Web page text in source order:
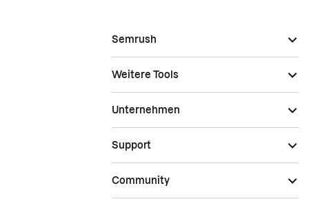
Semrush
Weitere Tools
Unternehmen
Support
Community